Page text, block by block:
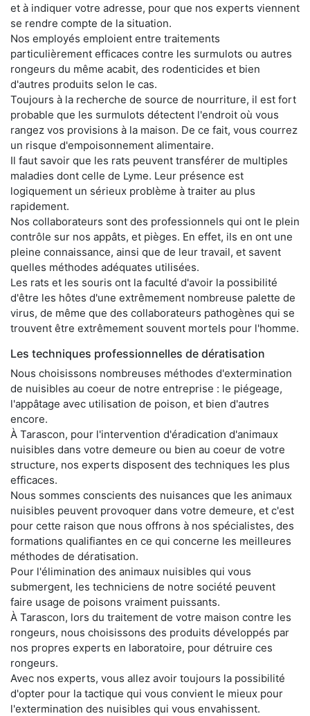
et à indiquer votre adresse, pour que nos experts viennent
se rendre compte de la situation.
Nos employés emploient entre traitements
particulièrement efficaces contre les surmulots ou autres
rongeurs du même acabit, des rodenticides et bien
d'autres produits selon le cas.
Toujours à la recherche de source de nourriture, il est fort
probable que les surmulots détectent l'endroit où vous
rangez vos provisions à la maison. De ce fait, vous courrez
un risque d'empoisonnement alimentaire.
Il faut savoir que les rats peuvent transférer de multiples
maladies dont celle de Lyme. Leur présence est
logiquement un sérieux problème à traiter au plus
rapidement.
Nos collaborateurs sont des professionnels qui ont le plein
contrôle sur nos appâts, et pièges. En effet, ils en ont une
pleine connaissance, ainsi que de leur travail, et savent
quelles méthodes adéquates utilisées.
Les rats et les souris ont la faculté d'avoir la possibilité
d'être les hôtes d'une extrêmement nombreuse palette de
virus, de même que des collaborateurs pathogènes qui se
trouvent être extrêmement souvent mortels pour l'homme.
Les techniques professionnelles de dératisation
Nous choisissons nombreuses méthodes d'extermination
de nuisibles au coeur de notre entreprise : le piégeage,
l'appâtage avec utilisation de poison, et bien d'autres
encore.
À Tarascon, pour l'intervention d'éradication d'animaux
nuisibles dans votre demeure ou bien au coeur de votre
structure, nos experts disposent des techniques les plus
efficaces.
Nous sommes conscients des nuisances que les animaux
nuisibles peuvent provoquer dans votre demeure, et c'est
pour cette raison que nous offrons à nos spécialistes, des
formations qualifiantes en ce qui concerne les meilleures
méthodes de dératisation.
Pour l'élimination des animaux nuisibles qui vous
submergent, les techniciens de notre société peuvent
faire usage de poisons vraiment puissants.
À Tarascon, lors du traitement de votre maison contre les
rongeurs, nous choisissons des produits développés par
nos propres experts en laboratoire, pour détruire ces
rongeurs.
Avec nos experts, vous allez avoir toujours la possibilité
d'opter pour la tactique qui vous convient le mieux pour
l'extermination des nuisibles qui vous envahissent.